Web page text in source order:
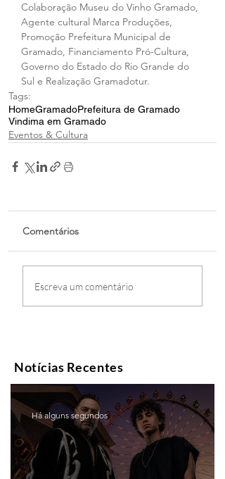
Colaboração Museu do Vinho Gramado,
Agente cultural Marca Produções,
Promoção Prefeitura Municipal de
Gramado, Financiamento Pró-Cultura,
Governo do Estado do Rio Grande do
Sul e Realização Gramadotur.
Tags:
HomeGramadoPrefeitura de Gramado
Vindima em Gramado
Eventos & Cultura
Comentários
Escreva um comentário
Notícias Recentes
Há alguns segundos